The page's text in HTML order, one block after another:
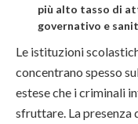
più alto tasso di
governativo e
Le istituzioni
concentrano spesso
estese che i criminali
sfruttare. La